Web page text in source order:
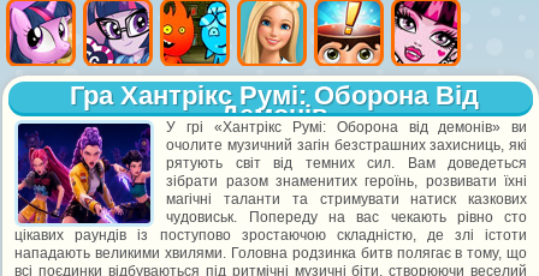
Гра Хантрікс Румі: Оборона Від
Демонів
У грі «Хантрікс Румі: Оборона від демонів» ви
очолите музичний загін безстрашних захисниць, які
рятують світ від темних сил. Вам доведеться
зібрати разом знаменитих героїнь, розвивати їхні
магічні таланти та стримувати натиск казкових
чудовиськ. Попереду на вас чекають рівно сто
цікавих раундів із поступово зростаючою складністю, де злі істоти
нападають великими хвилями. Головна родзинка битв полягає в тому, що
всі поєдинки відбуваються під ритмічні музичні біти, створюючи веселий